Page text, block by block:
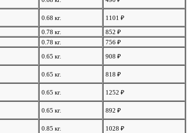
0.68 кг. 1101 ₽
0.78 кг. 852 ₽
0.78 кг. 756 ₽
0.65 кг. 908 ₽
0.65 кг. 818 ₽
0.65 кг. 1252 ₽
0.65 кг. 892 ₽
0.85 кг. 1028 ₽